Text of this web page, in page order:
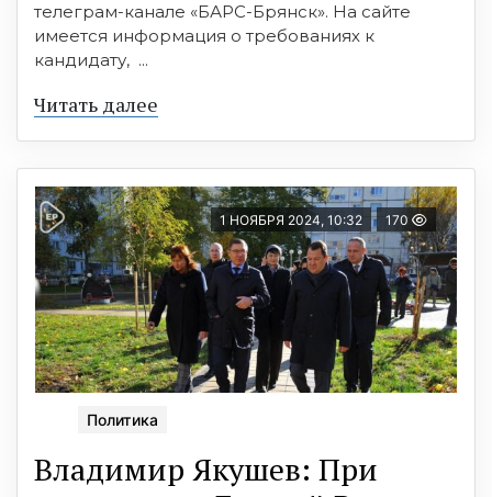
телеграм-канале «БАРС-Брянск». На сайте
имеется информация о требованиях к
кандидату, ...
Читать далее
1 НОЯБРЯ 2024, 10:32 170
Политика
Владимир Якушев: При